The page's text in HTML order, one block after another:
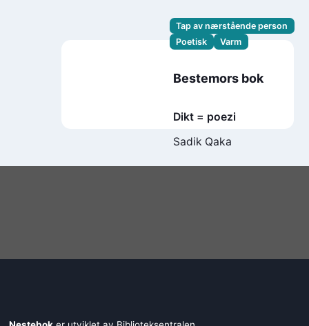
Tap av nærstående person
Poetisk
Varm
Bestemors bok
Dikt = poezi
Sadik Qaka